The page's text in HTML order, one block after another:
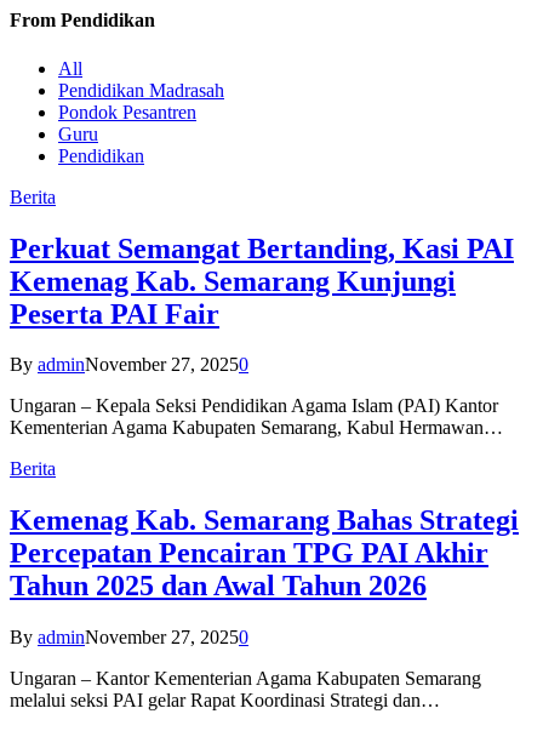
From Pendidikan
All
Pendidikan Madrasah
Pondok Pesantren
Guru
Pendidikan
Berita
Perkuat Semangat Bertanding, Kasi PAI
Kemenag Kab. Semarang Kunjungi
Peserta PAI Fair
By adminNovember 27, 20250
Ungaran – Kepala Seksi Pendidikan Agama Islam (PAI) Kantor
Kementerian Agama Kabupaten Semarang, Kabul Hermawan…
Berita
Kemenag Kab. Semarang Bahas Strategi
Percepatan Pencairan TPG PAI Akhir
Tahun 2025 dan Awal Tahun 2026
By adminNovember 27, 20250
Ungaran – Kantor Kementerian Agama Kabupaten Semarang
melalui seksi PAI gelar Rapat Koordinasi Strategi dan…